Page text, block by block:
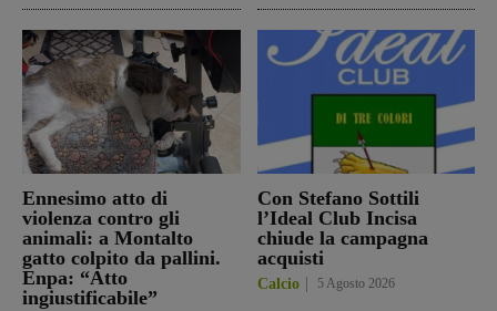
Ennesimo atto di
violenza contro gli
animali: a Montalto
gatto colpito da pallini.
Enpa: “Atto
ingiustificabile”
Con Stefano Sottili
l’Ideal Club Incisa
chiude la campagna
acquisti
Calcio 5 Agosto 2026